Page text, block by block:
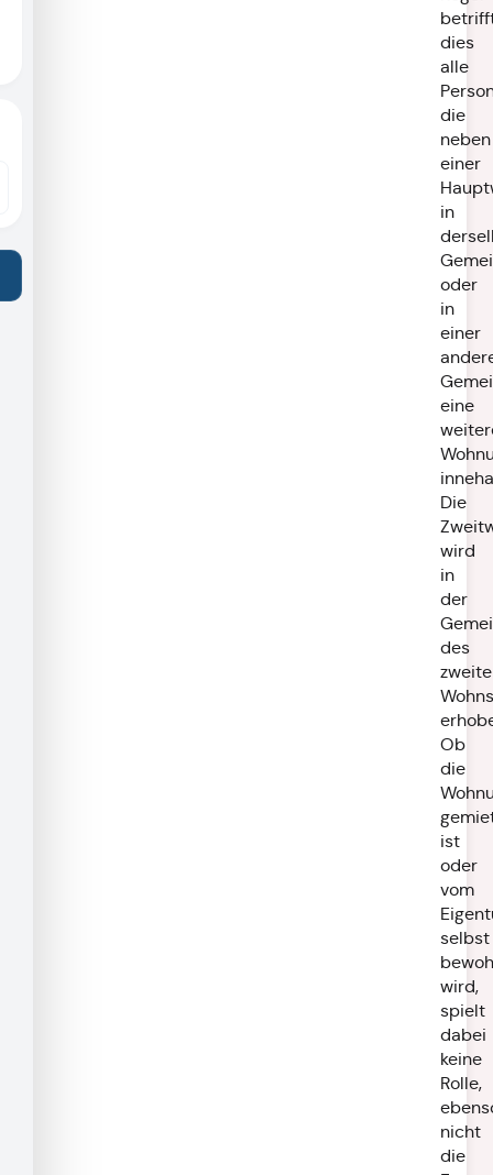
dies
alle
die
neben
einer
in
oder
in
einer
eine
Die
wird
in
der
des
Ob
die
ist
oder
vom
selbst
wird,
spielt
dabei
keine
Rolle,
nicht
die